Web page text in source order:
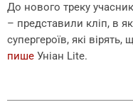
До нового треку
– представили кліп, в
супергероїв, які
пише Уніан Lite.